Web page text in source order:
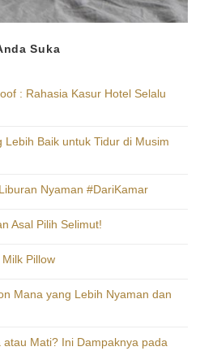
Suka
: Rahasia Kasur Hotel Selalu
Lebih Baik untuk Tidur di Musim
Nyaman #DariKamar
Asal Pilih Selimut!
Pillow
Mana yang Lebih Nyaman dan
Mati? Ini Dampaknya pada